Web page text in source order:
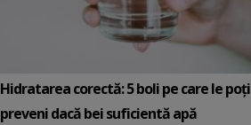
Hidratarea corectă: 5 boli pe care le poți
preveni dacă bei suficientă apă